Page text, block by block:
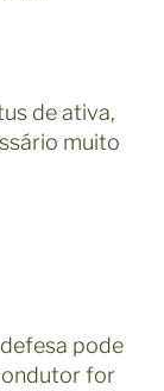
de ativa,
muito
pode
for